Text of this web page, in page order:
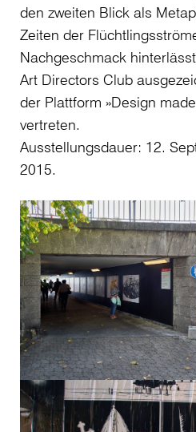
den zweiten Blick als
Zeiten der
Nachgeschmack
Art Directors Club
der Plattform »Design
vertreten.
Ausstellungsdauer: 12.
2015.